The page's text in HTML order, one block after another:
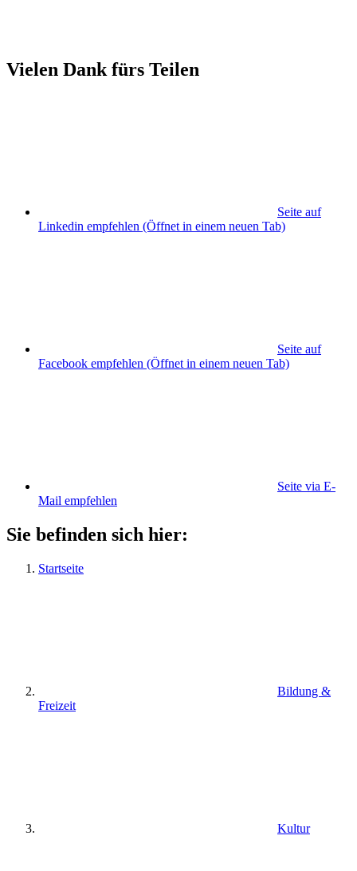
Vielen Dank fürs Teilen
Seite auf
Linkedin empfehlen (Öffnet in einem neuen Tab)
Seite auf
Facebook empfehlen (Öffnet in einem neuen Tab)
Seite via E-
Mail empfehlen
Sie befinden sich hier:
Startseite
Bildung &
Freizeit
Kultur